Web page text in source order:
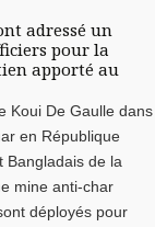
adressé un
pour la
apporté au
Koui De Gaulle dans
en République
Bangladais de la
mine anti-char
déployés pour